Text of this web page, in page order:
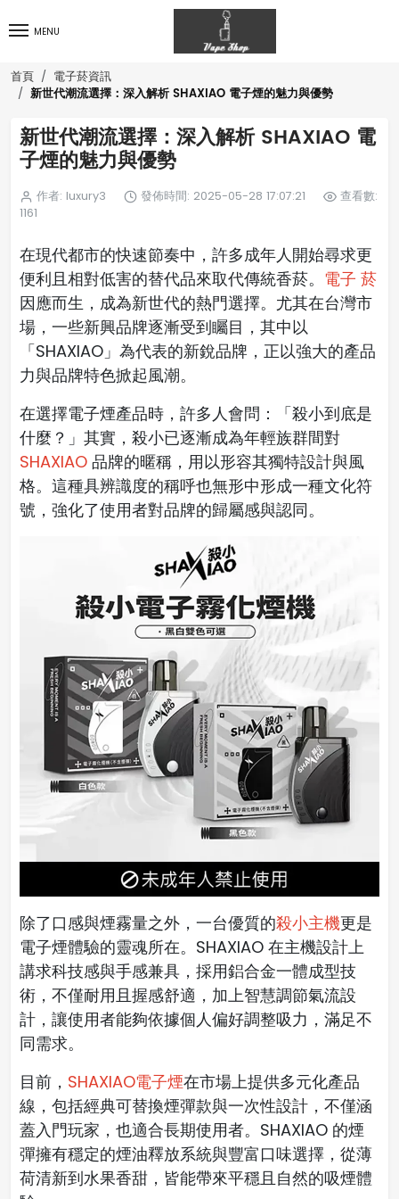
MENU
首頁 電子菸資訊
新世代潮流選擇：深入解析 SHAXIAO 電子煙的魅力與優勢
新世代潮流選擇：深入解析 SHAXIAO 電
子煙的魅力與優勢
作者: luxury3 發佈時間: 2025-05-28 17:07:21
查看數:
1161
在現代都市的快速節奏中，許多成年人開始尋求更
便利且相對低害的替代品來取代傳統香菸。 電子 菸
因應而生，成為新世代的熱門選擇。尤其在台灣市
場，一些新興品牌逐漸受到矚目，其中以
「SHAXIAO」為代表的新銳品牌，正以強大的產品
力與品牌特色掀起風潮。
在選擇電子煙產品時，許多人會問：「殺小到底是
什麼？」其實，殺小已逐漸成為年輕族群間對
SHAXIAO 品牌的暱稱，用以形容其獨特設計與風
格。這種具辨識度的稱呼也無形中形成一種文化符
號，強化了使用者對品牌的歸屬感與認同。
除了口感與煙霧量之外，一台優質的殺小主機更是
電子煙體驗的靈魂所在。SHAXIAO 在主機設計上
講求科技感與手感兼具，採用鋁合金一體成型技
術，不僅耐用且握感舒適，加上智慧調節氣流設
計，讓使用者能夠依據個人偏好調整吸力，滿足不
同需求。
目前， SHAXIAO電子煙在市場上提供多元化產品
線，包括經典可替換煙彈款與一次性設計，不僅涵
蓋入門玩家，也適合長期使用者。SHAXIAO 的煙
彈擁有穩定的煙油釋放系統與豐富口味選擇，從薄
荷清新到水果香甜，皆能帶來平穩且自然的吸煙體